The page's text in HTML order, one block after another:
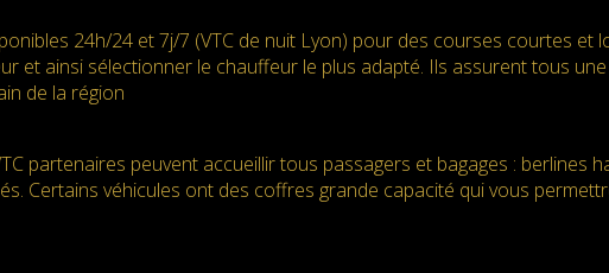
24h/24 et 7j/7 (VTC de nuit Lyon) pour des courses courtes et
et ainsi sélectionner le chauffeur le plus adapté. Ils assurent tous
de la région
partenaires peuvent accueillir tous passagers et bagages : berlines
Certains véhicules ont des coffres grande capacité qui vous